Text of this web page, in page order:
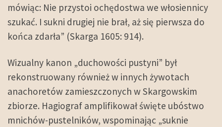
mówiąc: Nie przystoi ochędostwa we włosiennicy
szukać. I sukni drugiej nie brał, aż się pierwsza do
końca zdarła” (Skarga 1605: 914).
Wizualny kanon „duchowości pustyni” był
rekonstruowany również w innych żywotach
anachoretów zamieszczonych w Skargowskim
zbiorze. Hagiograf amplifikował święte ubóstwo
mnichów-pustelników, wspominając „suknie